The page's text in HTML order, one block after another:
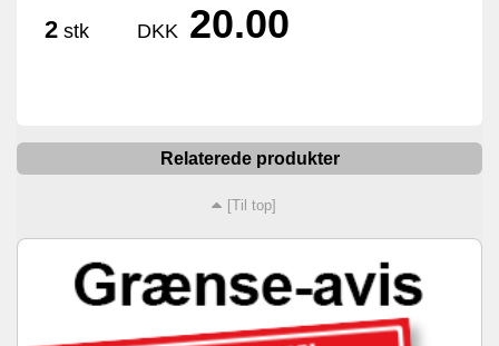
2 stk DKK 20.00
Relaterede produkter
[Til top]